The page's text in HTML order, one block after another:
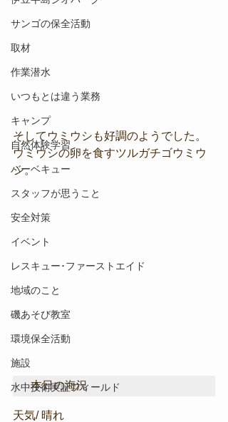
サンゴの保全活動
取材
作業潜水
いつもとは違う業務
キャンプ
自然体験学習
バーベキュー
スタッフが思うこと
安全対策
イベント
レスキュー･ファーストエイド
地域のこと
磯あそび教室
環境保全活動
施設
水中技術実証フィールド
そしてウミウシも好調のようでした。
ウミウシの卵を食すツルガチゴウミウ
シ。
本日の海況
天気/ 晴れ